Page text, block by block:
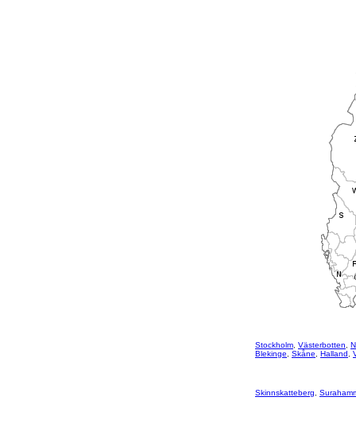
Stockholm Västerbotten
Blekinge
Skåne Halland
Skinnskatteberg